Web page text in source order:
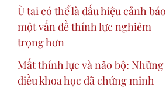
Ù tai có thể là dấu hiệu cảnh báo
một vấn đề thính lực nghiêm
trọng hơn
Mất thính lực và não bộ: Những
điều khoa học đã chứng minh